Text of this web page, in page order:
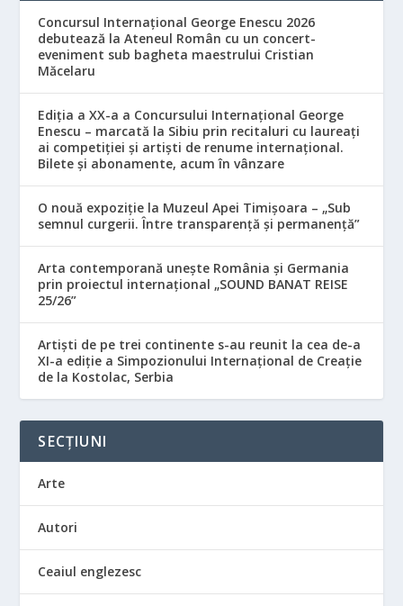
Concursul Internațional George Enescu 2026
debutează la Ateneul Român cu un concert-
eveniment sub bagheta maestrului Cristian
Măcelaru
Ediția a XX-a a Concursului Internațional George
Enescu – marcată la Sibiu prin recitaluri cu laureați
ai competiției și artiști de renume internațional.
Bilete și abonamente, acum în vânzare
O nouă expoziție la Muzeul Apei Timișoara – „Sub
semnul curgerii. Între transparență și permanență”
Arta contemporană unește România și Germania
prin proiectul internațional „SOUND BANAT REISE
25/26”
Artiști de pe trei continente s-au reunit la cea de-a
XI-a ediție a Simpozionului Internațional de Creație
de la Kostolac, Serbia
SECȚIUNI
Arte
Autori
Ceaiul englezesc